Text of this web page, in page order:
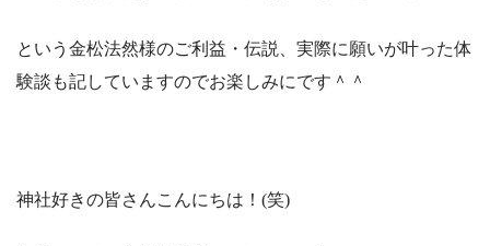
という金松法然様のご利益・伝説、実際に願いが叶った体
験談も記していますのでお楽しみにです＾＾
神社好きの皆さんこんにちは！(笑)